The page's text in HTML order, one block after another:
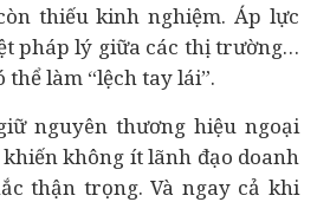
thiếu kinh nghiệm. Áp lực
pháp lý giữa các thị trường…
làm “lệch tay lái”.
nguyên thương hiệu ngoại
không ít lãnh đạo doanh
thận trọng. Và ngay cả khi